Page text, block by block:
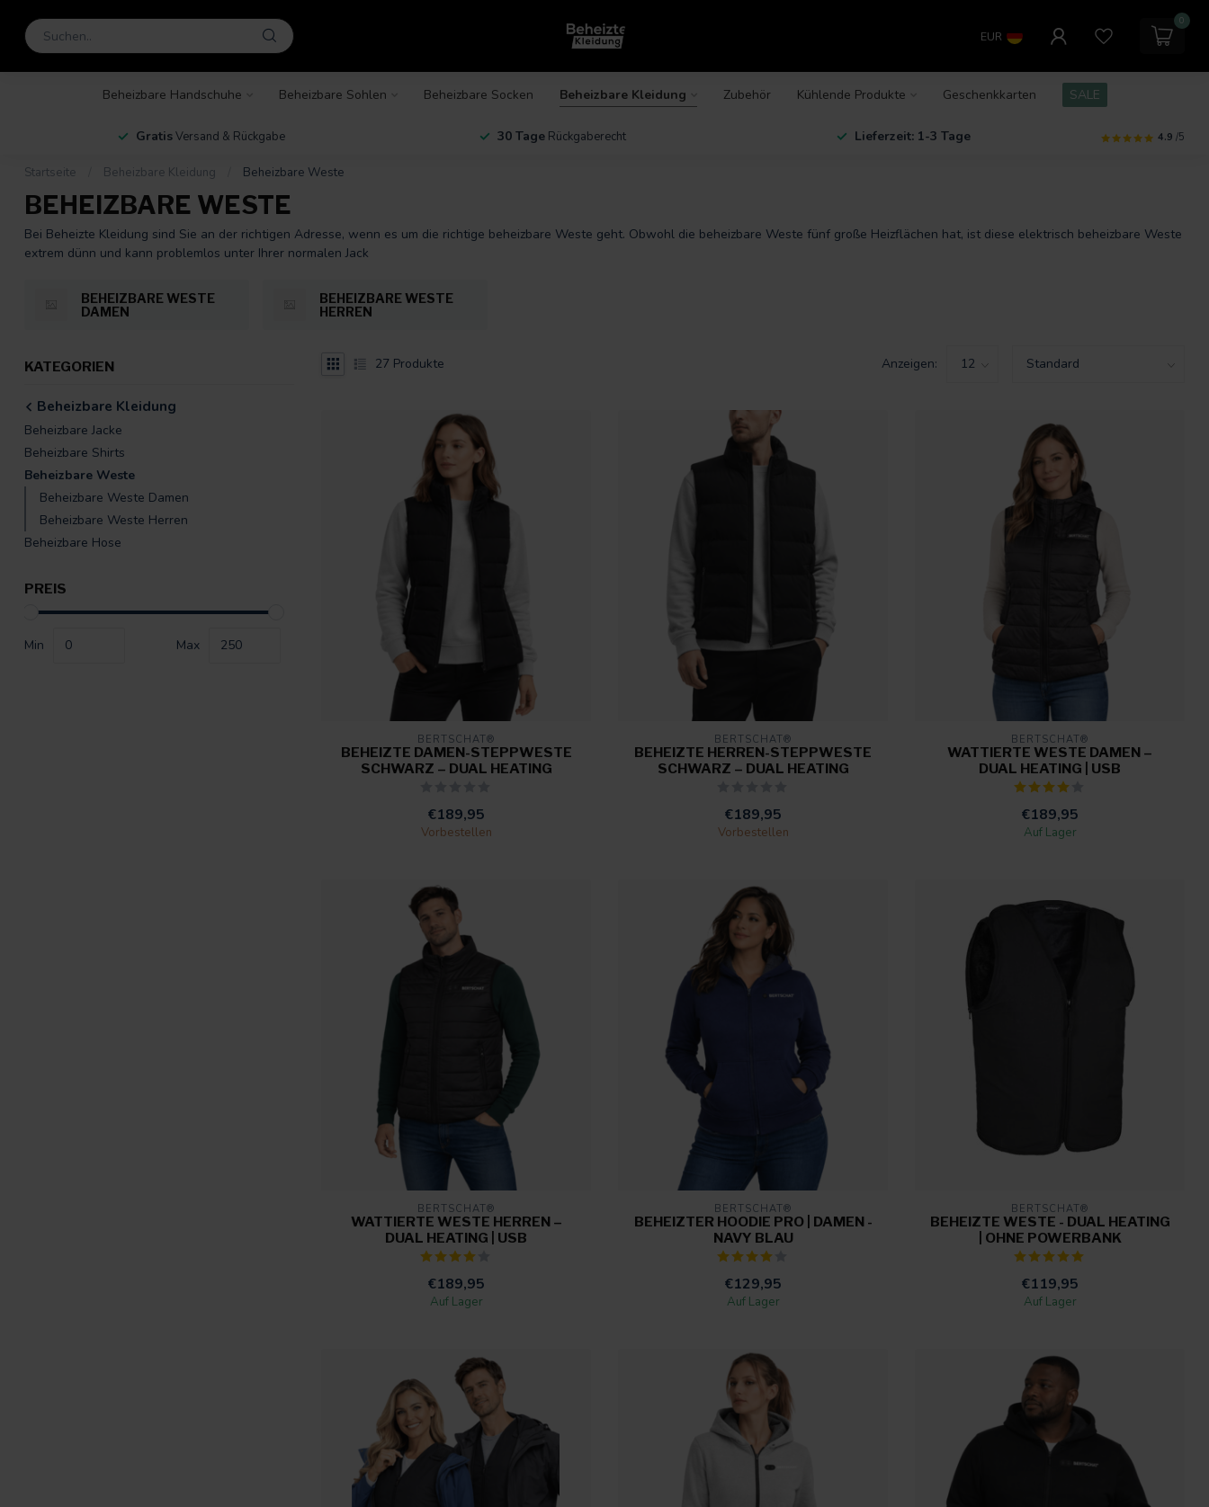
EUR
0
Beheizbare Handschuhe Beheizbare Sohlen Beheizbare Socken Beheizbare Kleidung Zubehör Kühlende Produkte Geschenkkarten SALE
GratisVersand & Rückgabe 30 TageRückgaberecht Lieferzeit: 1-3 Tage 4.9 /5
Startseite Beheizbare Kleidung Beheizbare Weste
BEHEIZBARE WESTE
Bei Beheizte Kleidung sind Sie an der richtigen Adresse, wenn es um die richtige beheizbare Weste geht. Obwohl die beheizbare Weste fünf große Heizflächen hat, ist diese elektrisch beheizbare Weste
extrem dünn und kann problemlos unter Ihrer normalen Jack
BEHEIZBARE WESTE
DAMEN
BEHEIZBARE WESTE
HERREN
KATEGORIEN
Beheizbare Kleidung
Beheizbare Jacke
Beheizbare Shirts
Beheizbare Weste
Beheizbare Weste Damen
Beheizbare Weste Herren
Beheizbare Hose
PREIS
Min Max
27 Produkte Anzeigen:
BERTSCHAT®
BEHEIZTE DAMEN-STEPPWESTE
SCHWARZ – DUAL HEATING
€189,95
Vorbestellen
BERTSCHAT®
BEHEIZTE HERREN-STEPPWESTE
SCHWARZ – DUAL HEATING
€189,95
Vorbestellen
BERTSCHAT®
WATTIERTE WESTE DAMEN –
DUAL HEATING | USB
€189,95
Auf Lager
BERTSCHAT®
WATTIERTE WESTE HERREN –
DUAL HEATING | USB
€189,95
Auf Lager
BERTSCHAT®
BEHEIZTER HOODIE PRO | DAMEN -
NAVY BLAU
€129,95
Auf Lager
BERTSCHAT®
BEHEIZTE WESTE - DUAL HEATING
| OHNE POWERBANK
€119,95
Auf Lager